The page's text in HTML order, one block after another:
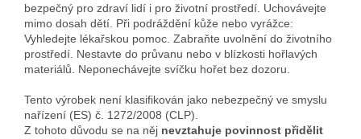
bezpečný pro zdraví lidí i pro životní prostředí. Uchovávejte
mimo dosah dětí. Při podráždění kůže nebo vyrážce:
Vyhledejte lékařskou pomoc. Zabraňte uvolnění do životního
prostředí. Nestavte do průvanu nebo v blízkosti hořlavých
materiálů. Neponechávejte svíčku hořet bez dozoru.
Tento výrobek není klasifikován jako nebezpečný ve smyslu
nařízení (ES) č. 1272/2008 (CLP).
Z tohoto důvodu se na něj nevztahuje povinnost přidělit